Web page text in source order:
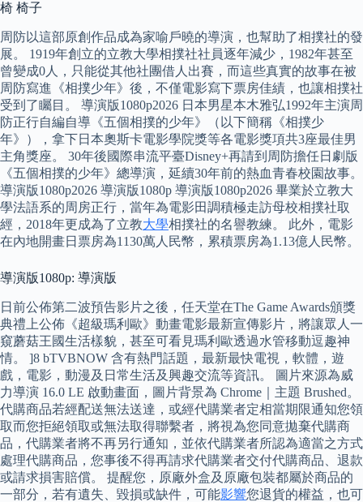
椅 椅子
周防以這部原創作品成為家喻戶曉的導演，也幫助了相撲社的發
展。 1919年創立的立教大學相撲社社員逐年減少，1982年甚至
曾變成0人，只能從其他社團借人出賽，而這些真實的故事在被
周防寫進《相撲少年》後，不僅電影寫下票房佳績，也讓相撲社
受到了矚目。 導演版1080p2026 日本男星本木雅弘1992年主演周
防正行自編自導《五個相撲的少年》（以下簡稱《相撲少
年》），拿下日本奧斯卡電影學院獎等各電影獎項共3座最佳男
主角獎座。 30年後國際串流平臺Disney+再請到周防擔任日劇版
《五個相撲的少年》總導演，延續30年前的熱血青春校園故事。
導演版1080p2026 導演版1080p 導演版1080p2026 畢業於立教大
學法語系的周房正行，當年為電影田調積極走訪母校相撲社取
經，2018年更成為了立教大學相撲社的名譽教練。 此外，電影
在內地開畫日票房為1130萬人民幣，累積票房為1.13億人民幣。
導演版1080p: 導演版
日前公佈第二波預告影片之後，任天堂在The Game Awards頒獎
典禮上公佈《超級瑪利歐》動畫電影最新宣傳影片，將讓眾人一
窺蘑菇王國生活樣貌，甚至可看見瑪利歐透過水管移動逗趣神
情。 ]8 bTVBNOW 含有熱門話題，最新最快電視，軟體，遊
戲，電影，動漫及日常生活及興趣交流等資訊。 圖片來源為威
力導演 16.0 LE 啟動畫面，圖片背景為 Chrome｜主題 Brushed。
代購商品若經配送無法送達，或經代購業者定相當期限通知您領
取而您拒絕領取或無法取得聯繫者，將視為您同意拋棄代購商
品，代購業者將不再另行通知，並依代購業者所認為適當之方式
處理代購商品，您事後不得再請求代購業者交付代購商品、退款
或請求損害賠償。 提醒您，原廠外盒及原廠包裝都屬於商品的
一部分，若有遺失、毀損或缺件，可能影響您退貨的權益，也可